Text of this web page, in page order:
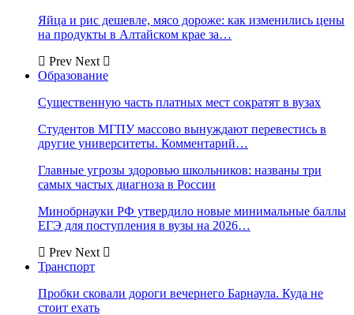
Яйца и рис дешевле, мясо дороже: как изменились цены
на продукты в Алтайском крае за…
Prev Next
Образование
Существенную часть платных мест сократят в вузах
Студентов МГПУ массово вынуждают перевестись в
другие университеты. Комментарий…
Главные угрозы здоровью школьников: названы три
самых частых диагноза в России
Минобрнауки РФ утвердило новые минимальные баллы
ЕГЭ для поступления в вузы на 2026…
Prev Next
Транспорт
Пробки сковали дороги вечернего Барнаула. Куда не
стоит ехать